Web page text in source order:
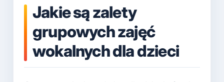
Jakie są zalety
grupowych zajęć
wokalnych dla dzieci